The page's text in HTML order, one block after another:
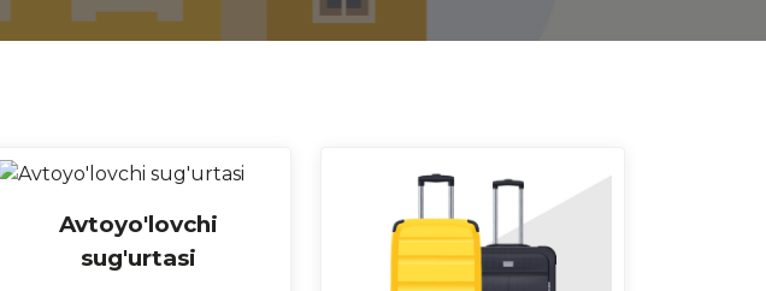
Avtoyo'lovchi
sug'urtasi